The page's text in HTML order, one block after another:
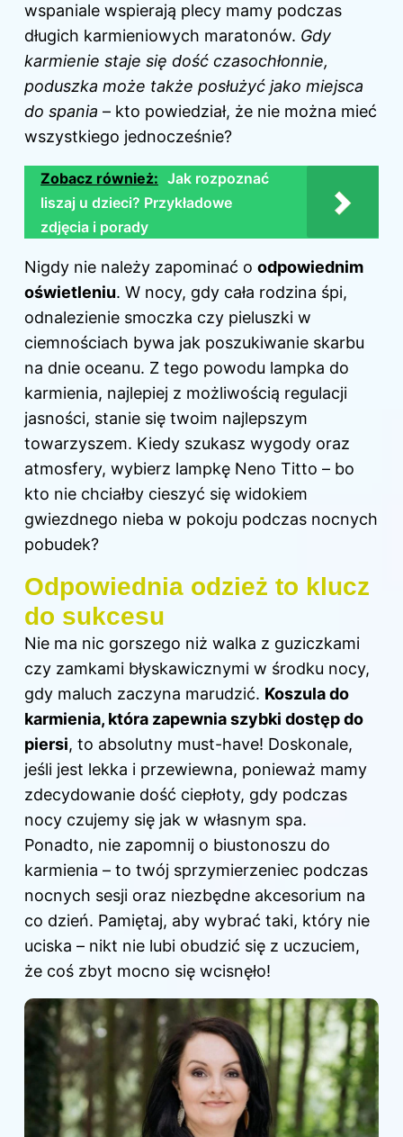
wspaniale wspierają plecy mamy podczas
długich karmieniowych maratonów. Gdy
karmienie staje się dość czasochłonnie,
poduszka może także posłużyć jako miejsca
do spania – kto powiedział, że nie można mieć
wszystkiego jednocześnie?
Zobacz również: Jak rozpoznać
liszaj u dzieci? Przykładowe
zdjęcia i porady
Nigdy nie należy zapominać o odpowiednim
oświetleniu. W nocy, gdy cała rodzina śpi,
odnalezienie smoczka czy pieluszki w
ciemnościach bywa jak poszukiwanie skarbu
na dnie oceanu. Z tego powodu lampka do
karmienia, najlepiej z możliwością regulacji
jasności, stanie się twoim najlepszym
towarzyszem. Kiedy szukasz wygody oraz
atmosfery, wybierz lampkę Neno Titto – bo
kto nie chciałby cieszyć się widokiem
gwiezdnego nieba w pokoju podczas nocnych
pobudek?
Odpowiednia odzież to klucz
do sukcesu
Nie ma nic gorszego niż walka z guziczkami
czy zamkami błyskawicznymi w środku nocy,
gdy maluch zaczyna marudzić. Koszula do
karmienia, która zapewnia szybki dostęp do
piersi, to absolutny must-have! Doskonale,
jeśli jest lekka i przewiewna, ponieważ mamy
zdecydowanie dość ciepłoty, gdy podczas
nocy czujemy się jak w własnym spa.
Ponadto, nie zapomnij o biustonoszu do
karmienia – to twój sprzymierzeniec podczas
nocnych sesji oraz niezbędne akcesorium na
co dzień. Pamiętaj, aby wybrać taki, który nie
uciska – nikt nie lubi obudzić się z uczuciem,
że coś zbyt mocno się wcisnęło!